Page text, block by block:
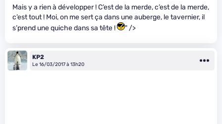
Mais y a rien à développer ! C’est de la merde, c’est de la merde,
c’est tout ! Moi, on me sert ça dans une auberge, le tavernier, il
s’prend une quiche dans sa tête !
" />
KP2
Le 16/03/2017 à 13h20